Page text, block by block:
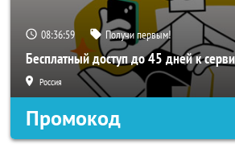
08:36:57 Получи первым!
Бесплатный доступ до 45 дней к
Россия
Промокод